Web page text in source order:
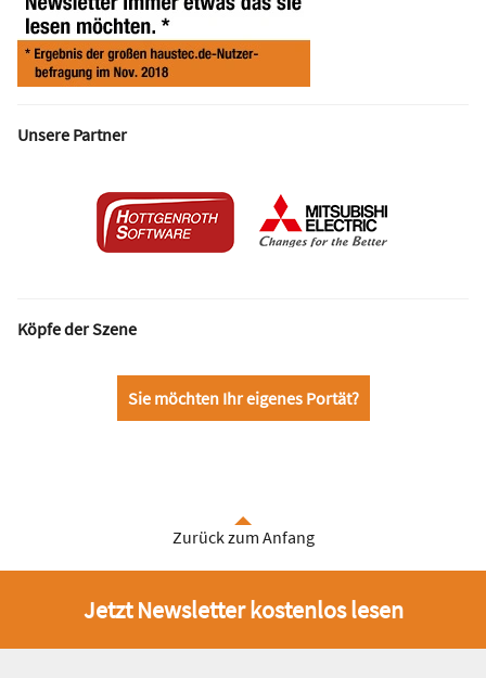
Unsere Partner
Köpfe der Szene
Sie möchten Ihr eigenes Portät?
Zurück zum Anfang
Jetzt Newsletter kostenlos lesen